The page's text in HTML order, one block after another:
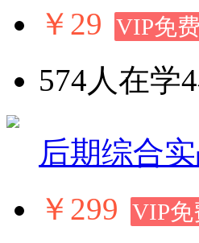
￥29 VIP免费
574人在学
后期综合
￥299 VIP免